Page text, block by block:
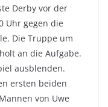
Derby vor der
Uhr gegen die
Die Truppe um
an die Aufgabe.
ausblenden.
ersten beiden
von Uwe